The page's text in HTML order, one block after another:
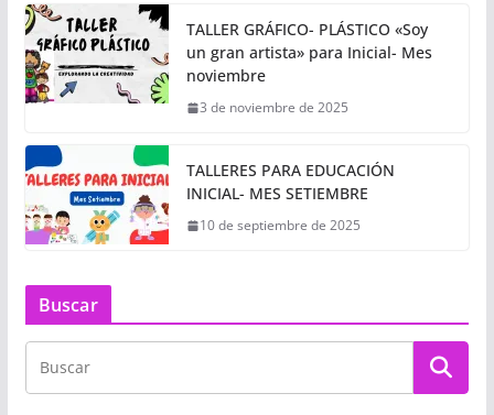
TALLER GRÁFICO- PLÁSTICO «Soy
un gran artista» para Inicial- Mes
noviembre
3 de noviembre de 2025
TALLERES PARA EDUCACIÓN
INICIAL- MES SETIEMBRE
10 de septiembre de 2025
Buscar